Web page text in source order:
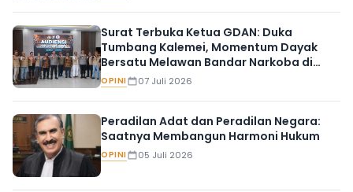
Surat Terbuka Ketua GDAN: Duka
Tumbang Kalemei, Momentum Dayak
Bersatu Melawan Bandar Narkoba di
Bumi Tambun Bungai
OPINI 07 Juli 2026
Peradilan Adat dan Peradilan Negara:
Saatnya Membangun Harmoni Hukum
OPINI 05 Juli 2026